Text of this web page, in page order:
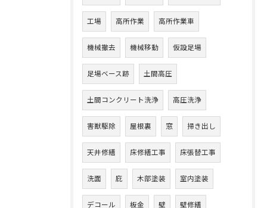
工場 高所作業 高所作業車
機械撤去 機械移動 仮設足場
足場ベース跡 土間高圧
土間コンクリート洗浄 高圧洗浄
害獣駆除 屋根裏 窓 掃き出し
天井修繕 床修繕工事 床張替工事
洗面 庇 木部塗装 室内塗装
デコール 板金 壁 壁修繕